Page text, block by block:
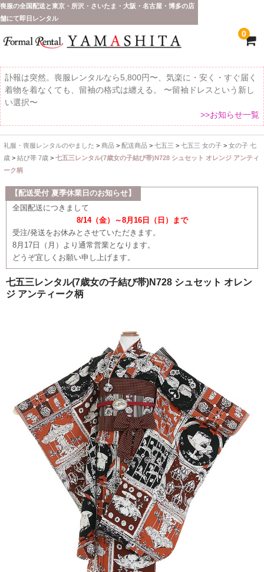
喪服の全国配送と東京・所沢・さいたま・大阪・名古屋・博多の店
舗にて即日レンタル
0
訃報は突然。喪服レンタルなら5,800円〜、気楽に・安く・すぐ届く
着物を着なくても、留袖の格式は纏える。 〜留袖ドレスという新し
い選択〜
>>お知らせ一覧
ホーム
全 国 配 送
受取り場所が選べます
東京即日バイク便
配送・お支払い方法
ご注文の流れ
よくあるご質問
礼服・喪服レンタルのやました > 商品> 配送商品> 七五三 > 七五三 女の子 > 女の子 七
歳> 結び帯 7歳> 七五三レンタル(7歳女の子結び帯)N728 シュセット オレンジ アンティ
ーク柄
【配送受付 夏季休業日のお知らせ】
全国配送につきまして
8/14（金）～8月16日（日）まで
受注/発送をお休みとさせていただきます。
8月17日（月）より通常営業となります。
どうぞ宜しくお願い申し上げます。
七五三レンタル(7歳女の子結び帯)N728 シュセット オレン
ジ アンティーク柄